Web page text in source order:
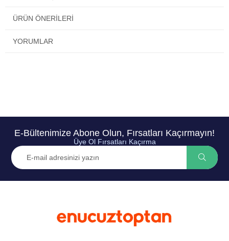
ÜRÜN ÖNERILERI
YORUMLAR
E-Bültenimize Abone Olun, Fırsatları Kaçırmayın!
Üye Ol Fırsatları Kaçırma